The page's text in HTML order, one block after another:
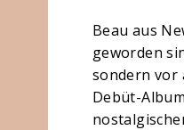
Beau aus
geworden
sondern vor
Debüt-